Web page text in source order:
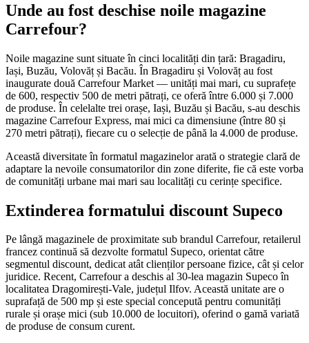
Unde au fost deschise noile magazine
Carrefour?
Noile magazine sunt situate în cinci localități din țară: Bragadiru,
Iași, Buzău, Volovăț și Bacău. În Bragadiru și Volovăț au fost
inaugurate două Carrefour Market — unități mai mari, cu suprafețe
de 600, respectiv 500 de metri pătrați, ce oferă între 6.000 și 7.000
de produse. În celelalte trei orașe, Iași, Buzău și Bacău, s-au deschis
magazine Carrefour Express, mai mici ca dimensiune (între 80 și
270 metri pătrați), fiecare cu o selecție de până la 4.000 de produse.
Această diversitate în formatul magazinelor arată o strategie clară de
adaptare la nevoile consumatorilor din zone diferite, fie că este vorba
de comunități urbane mai mari sau localități cu cerințe specifice.
Extinderea formatului discount Supeco
Pe lângă magazinele de proximitate sub brandul Carrefour, retailerul
francez continuă să dezvolte formatul Supeco, orientat către
segmentul discount, dedicat atât clienților persoane fizice, cât și celor
juridice. Recent, Carrefour a deschis al 30-lea magazin Supeco în
localitatea Dragomirești-Vale, județul Ilfov. Această unitate are o
suprafață de 500 mp și este special concepută pentru comunități
rurale și orașe mici (sub 10.000 de locuitori), oferind o gamă variată
de produse de consum curent.